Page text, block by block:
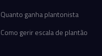
Quanto ganha plantonista
Como gerir escala de plantão